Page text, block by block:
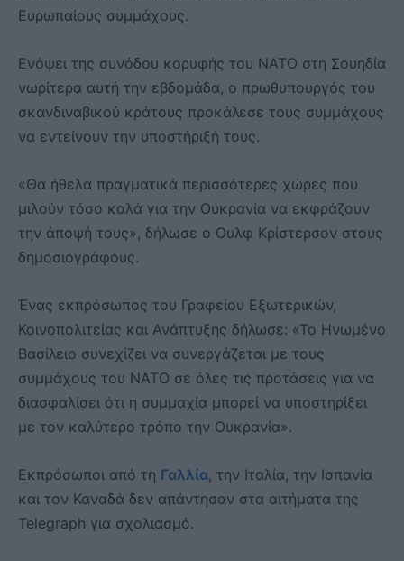
Ευρωπαίους συμμάχους.
Ενόψει της συνόδου κορυφής του ΝΑΤΟ στη Σουηδία
νωρίτερα αυτή την εβδομάδα, ο πρωθυπουργός του
σκανδιναβικού κράτους προκάλεσε τους συμμάχους
να εντείνουν την υποστήριξή τους.
«Θα ήθελα πραγματικά περισσότερες χώρες που
μιλούν τόσο καλά για την Ουκρανία να εκφράζουν
την άποψή τους», δήλωσε ο Ουλφ Κρίστερσον στους
δημοσιογράφους.
Ένας εκπρόσωπος του Γραφείου Εξωτερικών,
Κοινοπολιτείας και Ανάπτυξης δήλωσε: «Το Ηνωμένο
Βασίλειο συνεχίζει να συνεργάζεται με τους
συμμάχους του ΝΑΤΟ σε όλες τις προτάσεις για να
διασφαλίσει ότι η συμμαχία μπορεί να υποστηρίξει
με τον καλύτερο τρόπο την Ουκρανία».
Εκπρόσωποι από τη Γαλλία, την Ιταλία, την Ισπανία
και τον Καναδά δεν απάντησαν στα αιτήματα της
Telegraph για σχολιασμό.